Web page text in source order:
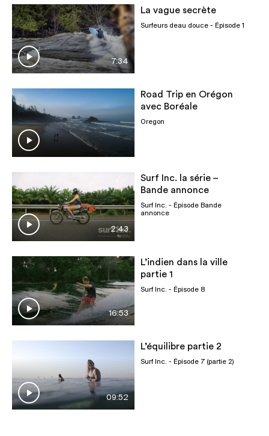
7:34
La vague secrète
Surfeurs deau douce - Épisode 1
Road Trip en Orégon
avec Boréale
Oregon
2:43
Surf Inc. la série –
Bande annonce
Surf Inc. - Épisode Bande
annonce
16:53
L’indien dans la ville
partie 1
Surf Inc. - Épisode 8
09:52
L’équilibre partie 2
Surf Inc. - Épisode 7 (partie 2)